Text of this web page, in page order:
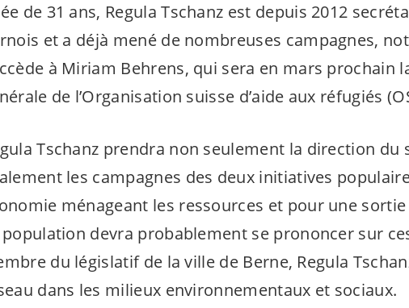
de 31 ans, Regula Tschanz est depuis 2012
et a déjà mené de nombreuses campagnes,
à Miriam Behrens, qui sera en mars prochain
de l’Organisation suisse d’aide aux réfugiés
Tschanz prendra non seulement la direction du
les campagnes des deux initiatives
ménageant les ressources et pour une
population devra probablement se prononcer sur
du législatif de la ville de Berne, Regula
dans les milieux environnementaux et sociaux.